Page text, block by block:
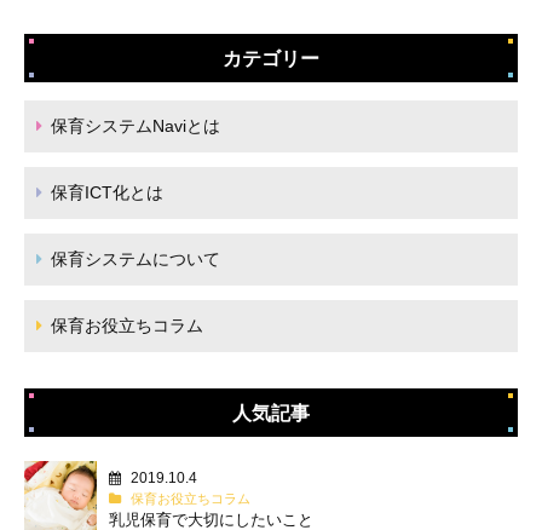
カテゴリー
保育システムNaviとは
保育ICT化とは
保育システムについて
保育お役立ちコラム
人気記事
2019.10.4
保育お役立ちコラム
乳児保育で大切にしたいこと